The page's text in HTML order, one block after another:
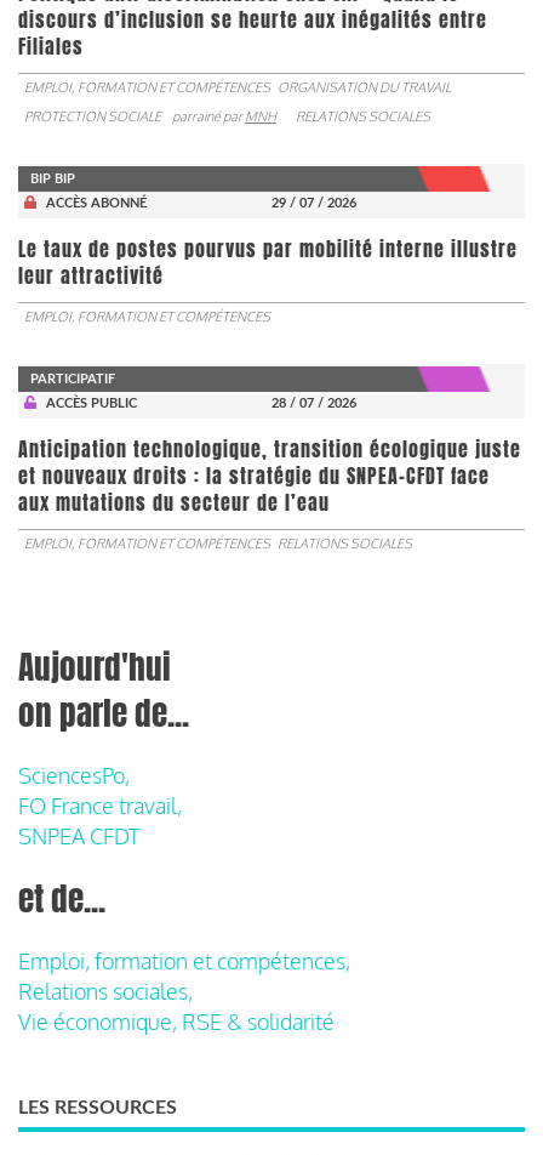
discours d’inclusion se heurte aux inégalités entre
Filiales
EMPLOI, FORMATION ET COMPÉTENCES ORGANISATION DU TRAVAIL
PROTECTION SOCIALE
parrainé parMNH RELATIONS SOCIALES
BIP BIP
ACCÈS ABONNÉ
29 / 07 / 2026
Le taux de postes pourvus par mobilité interne illustre
leur attractivité
EMPLOI, FORMATION ET COMPÉTENCES
PARTICIPATIF
ACCÈS PUBLIC
28 / 07 / 2026
Anticipation technologique, transition écologique juste
et nouveaux droits : la stratégie du SNPEA-CFDT face
aux mutations du secteur de l’eau
EMPLOI, FORMATION ET COMPÉTENCES RELATIONS SOCIALES
Aujourd'hui
on parle de...
SciencesPo,
FO France travail,
SNPEA CFDT
et de...
Emploi, formation et compétences,
Relations sociales,
Vie économique, RSE & solidarité
LES RESSOURCES